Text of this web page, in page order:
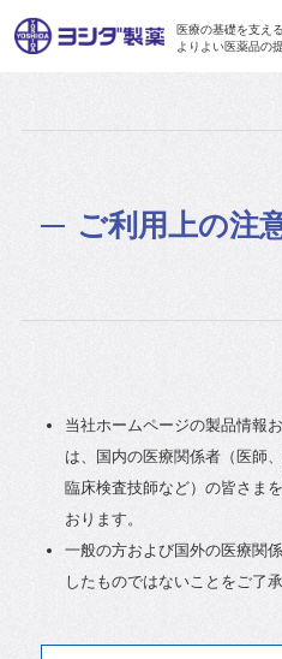
医療の基礎を支える
よりよい医薬品の
ご利用上の注
当社ホームページの製品情報
は、国内の医療関係者（医師
臨床検査技師など）の皆さま
おります。
一般の方および国外の医療関
したものではないことをご了承